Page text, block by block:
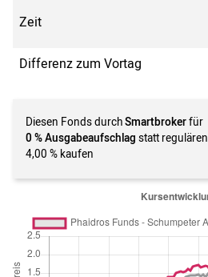
Zeit
Differenz zum Vortag
Diesen Fonds durchSmartbrokerfür
0 % Ausgabeaufschlag statt regulären
4,00 % kaufen